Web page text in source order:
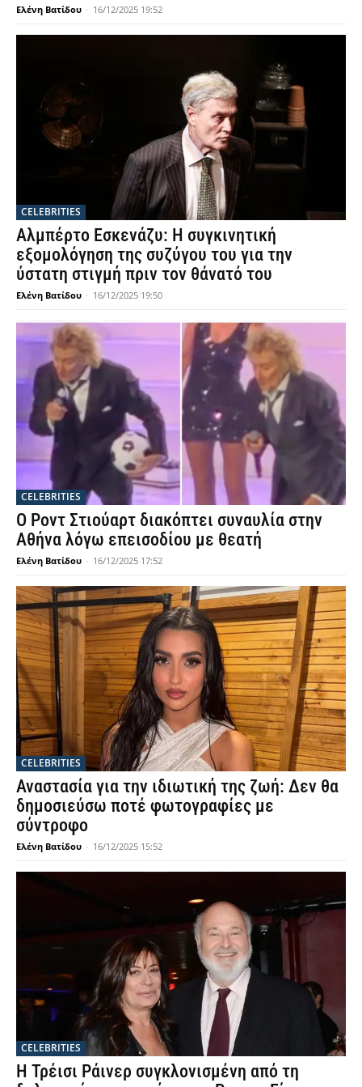
Ελένη Βατίδου - 16/12/2025 19:52
CELEBRITIES
Αλμπέρτο Εσκενάζυ: Η συγκινητική
εξομολόγηση της συζύγου του για την
ύστατη στιγμή πριν τον θάνατό του
Ελένη Βατίδου - 16/12/2025 19:50
CELEBRITIES
Ο Ροντ Στιούαρτ διακόπτει συναυλία στην
Αθήνα λόγω επεισοδίου με θεατή
Ελένη Βατίδου - 16/12/2025 17:52
CELEBRITIES
Αναστασία για την ιδιωτική της ζωή: Δεν θα
δημοσιεύσω ποτέ φωτογραφίες με
σύντροφο
Ελένη Βατίδου - 16/12/2025 15:52
CELEBRITIES
Η Τρέισι Ράινερ συγκλονισμένη από τη